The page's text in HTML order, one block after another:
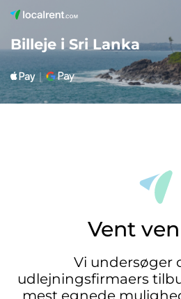
Billeje i Sri Lanka
Vent
Vi undersøger
udlejningsfirmaers
mest egnede